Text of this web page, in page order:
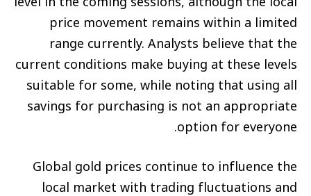
price movement remains within a limited
range currently. Analysts believe that the
current conditions make buying at these levels
suitable for some, while noting that using all
savings for purchasing is not an appropriate
option for everyone.
Global gold prices continue to influence the
local market with trading fluctuations and